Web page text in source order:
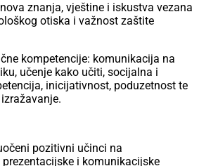
znanja, vještine i iskustva vezana
otiska i važnost zaštite
kompetencije: komunikacija na
učenje kako učiti, socijalna i
inicijativnost, poduzetnost te
pozitivni učinci na
i komunikacijske